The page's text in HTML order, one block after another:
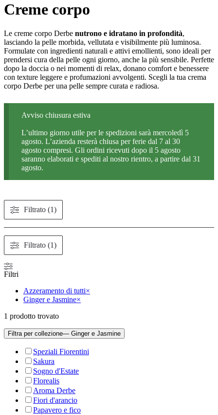
Creme corpo
Le creme corpo Derbe nutrono e idratano in profondità,
lasciando la pelle morbida, vellutata e visibilmente più luminosa.
Formulate con ingredienti naturali e attivi emollienti, sono ideali per
prendersi cura della pelle ogni giorno, anche la più sensibile. Perfette
dopo la doccia o nei momenti di relax, donano comfort e benessere
con texture leggere e profumazioni avvolgenti. Scegli la tua crema
corpo Derbe per una pelle sempre curata e radiosa.
Avviso chiusura estiva
L’ultimo giorno utile per le spedizioni sarà mercoledì 5
agosto. L’azienda resterà chiusa per ferie dal 7 al 30
agosto compresi. Gli ordini ricevuti dopo il 5 agosto
saranno elaborati e spediti al nostro rientro, a partire dal 31
agosto.
Filtrato (1)
Filtrato (1)
Filtri
Azzeramento di tutti×
Ginger e Jasmine×
1 prodotto trovato
Filtra per collezione— Ginger e Jasmine
Speziali Fiorentini
Sakura
Sogno d'Estate
Florealis
Aroma Derbe
Fiori d'arancio
Papavero e fico